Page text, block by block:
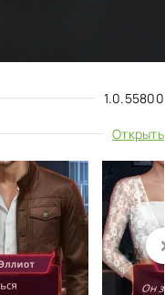
1.0.55800
Открыть